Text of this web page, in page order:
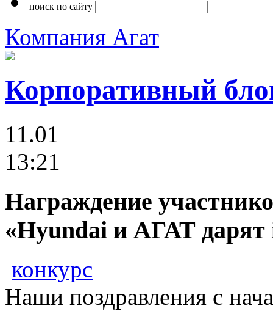
поиск по сайту
Компания Агат
Корпоративный
11.01
13:21
Награждение
«Hyundai и АГАТ дарят
конкурс
Наши поздравления с